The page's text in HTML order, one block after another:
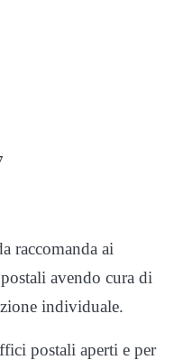
raccomanda ai
avendo cura di
individuale.
postali aperti e per